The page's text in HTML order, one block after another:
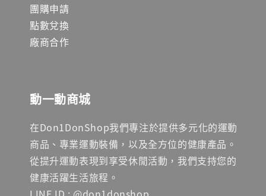
團購申請
點數兌換
廠商合作
動一動商城
在Don1DonShop我們專注於提供多元化的運動
商品、專業運動裝備，以及全方位的健康產品。
從提升運動表現到享受休閒活動，我們支持您的
健康活躍生活旅程。